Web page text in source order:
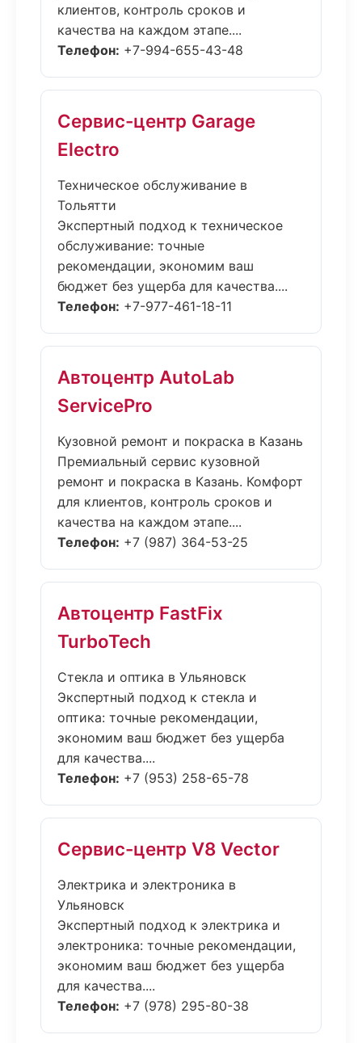
клиентов, контроль сроков и
качества на каждом этапе....
Телефон: +7-994-655-43-48
Сервис-центр Garage
Electro
Техническое обслуживание в
Тольятти
Экспертный подход к техническое
обслуживание: точные
рекомендации, экономим ваш
бюджет без ущерба для качества....
Телефон: +7-977-461-18-11
Автоцентр AutoLab
ServicePro
Кузовной ремонт и покраска в Казань
Премиальный сервис кузовной
ремонт и покраска в Казань. Комфорт
для клиентов, контроль сроков и
качества на каждом этапе....
Телефон: +7 (987) 364-53-25
Автоцентр FastFix
TurboTech
Стекла и оптика в Ульяновск
Экспертный подход к стекла и
оптика: точные рекомендации,
экономим ваш бюджет без ущерба
для качества....
Телефон: +7 (953) 258-65-78
Сервис-центр V8 Vector
Электрика и электроника в
Ульяновск
Экспертный подход к электрика и
электроника: точные рекомендации,
экономим ваш бюджет без ущерба
для качества....
Телефон: +7 (978) 295-80-38